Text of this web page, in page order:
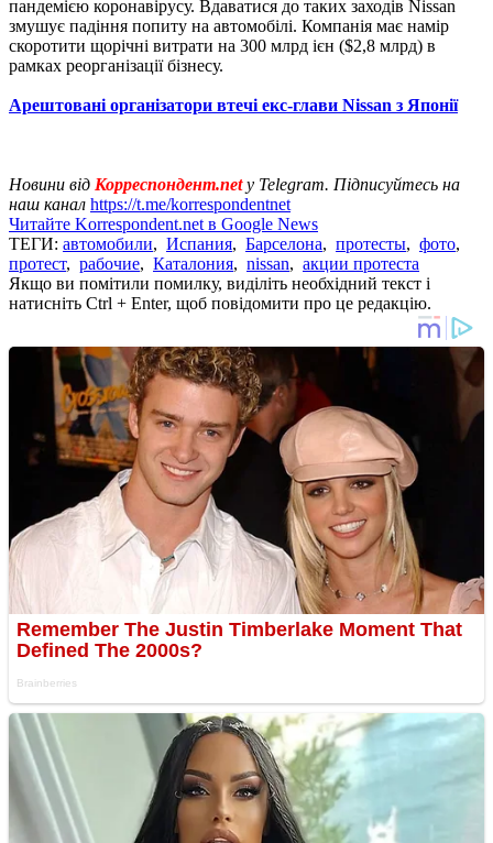
пандемією коронавірусу. Вдаватися до таких заходів Nissan
змушує падіння попиту на автомобілі. Компанія має намір
скоротити щорічні витрати на 300 млрд ієн ($2,8 млрд) в
рамках реорганізації бізнесу.
Арештовані організатори втечі екс-глави Nissan з Японії
Новини від Корреспондент.net у Telegram. Підписуйтесь на
наш канал https://t.me/korrespondentnet
Читайте Korrespondent.net в Google News
ТЕГИ: автомобили, Испания, Барселона, протесты, фото,
протест, рабочие, Каталония, nissan, акции протеста
Якщо ви помітили помилку, виділіть необхідний текст і
натисніть Ctrl + Enter, щоб повідомити про це редакцію.